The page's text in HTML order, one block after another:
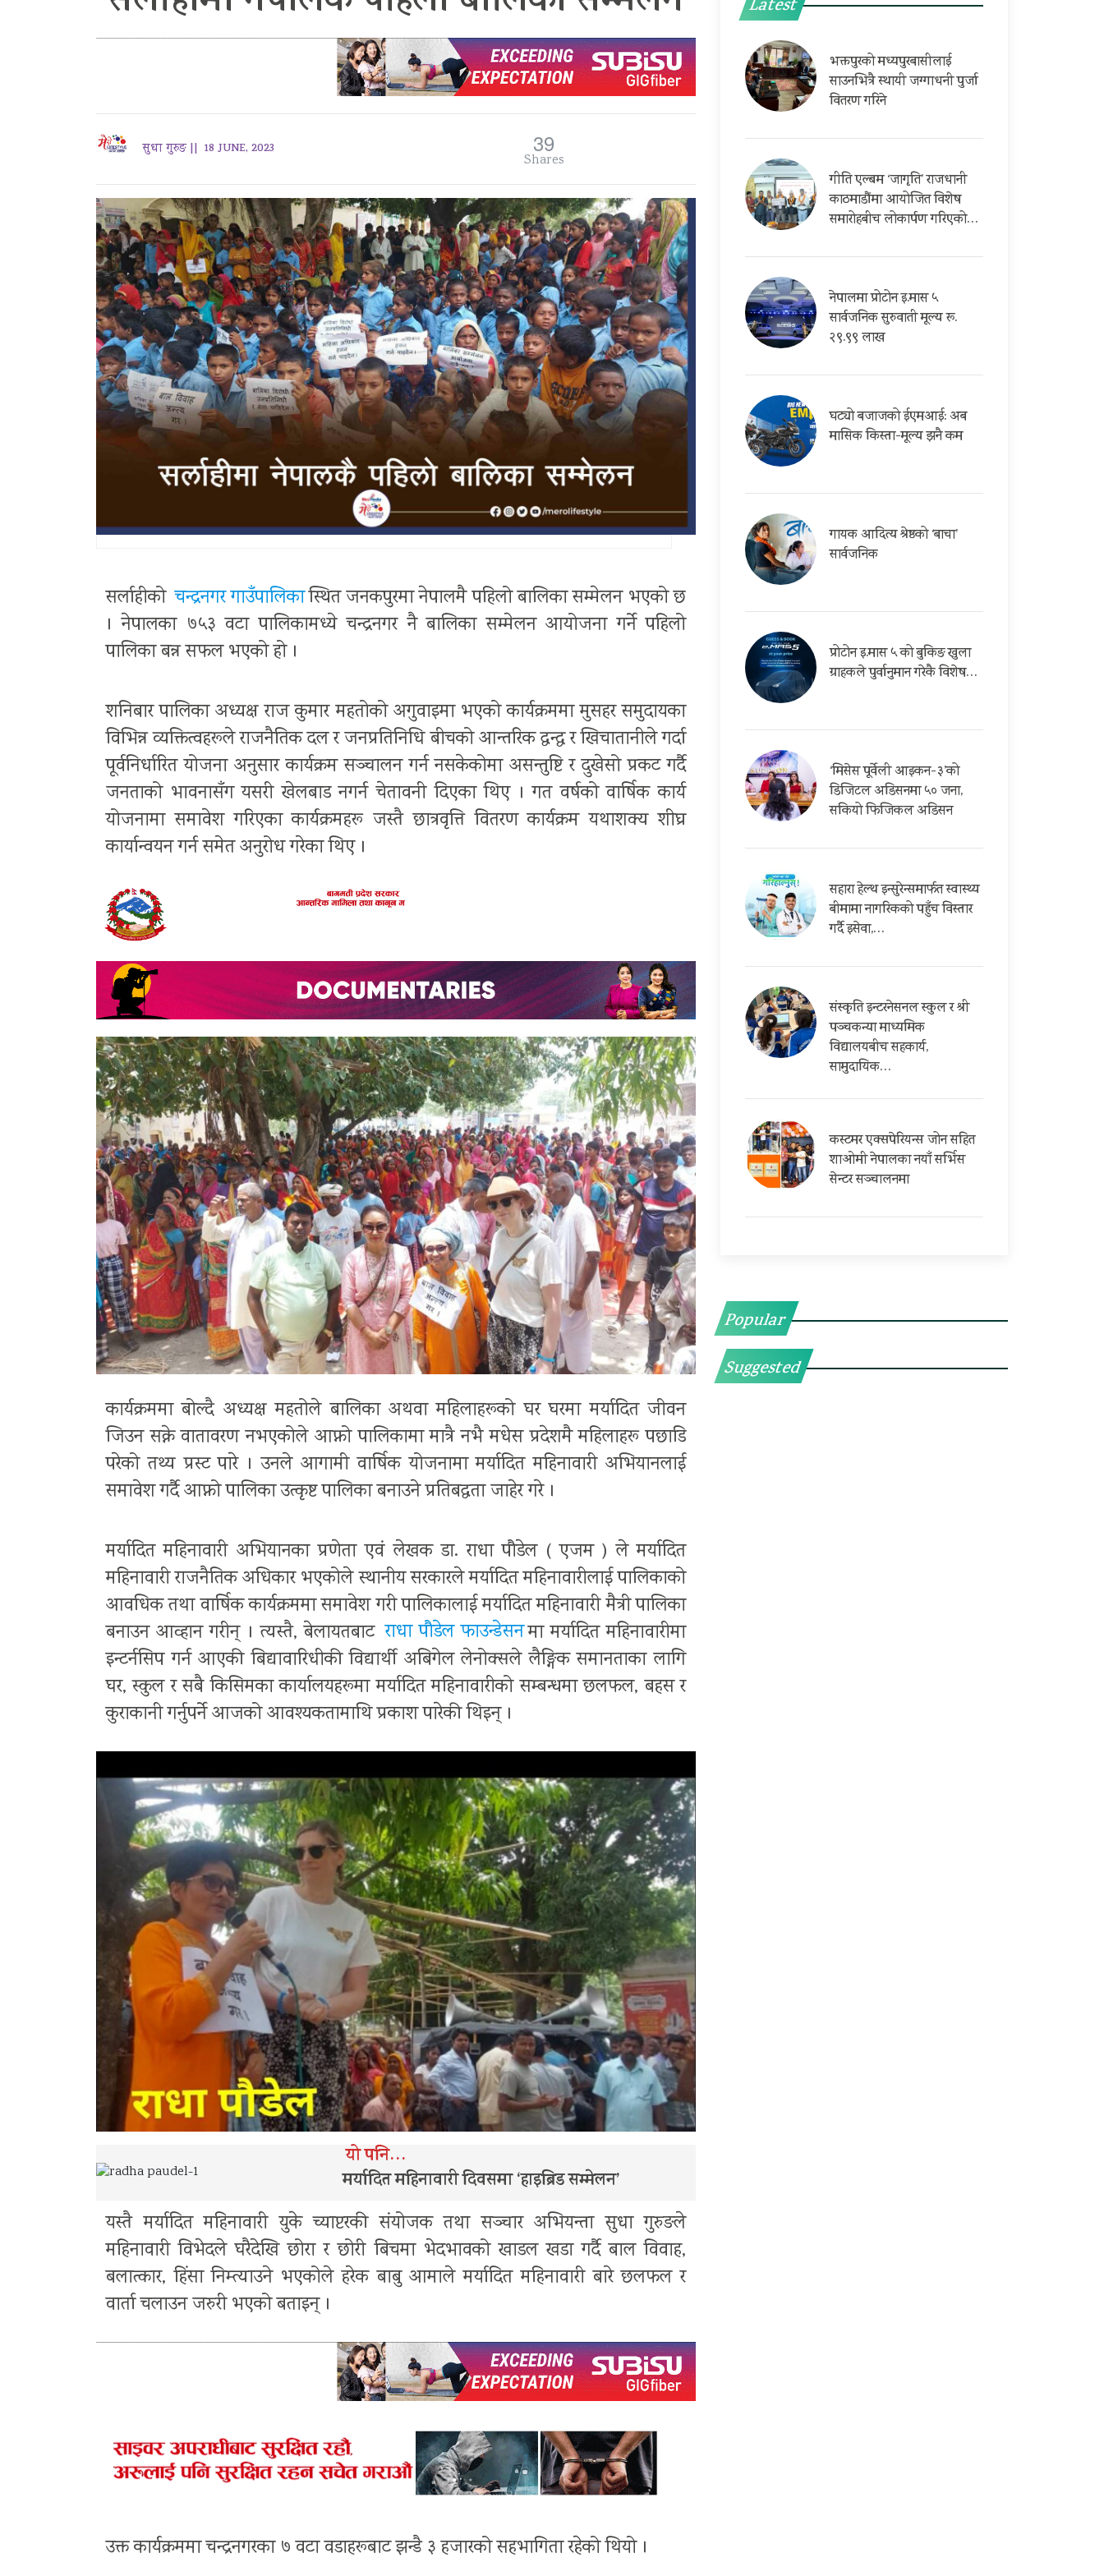
सुधा गुरुङ || 18 JUNE, 2023 39
Shares
सर्लाहीको चन्द्रनगर गाउँपालिकास्थित जनकपुरमा नेपालमै पहिलो बालिका सम्मेलन भएको छ
। नेपालका ७५३ वटा पालिकामध्ये चन्द्रनगर नै बालिका सम्मेलन आयोजना गर्ने पहिलो
पालिका बन्न सफल भएको हो ।
शनिबार पालिका अध्यक्ष राज कुमार महतोको अगुवाइमा भएको कार्यक्रममा मुसहर समुदायका
विभिन्न व्यक्तित्वहरूले राजनैतिक दल र जनप्रतिनिधि बीचको आन्तरिक द्वन्द्व र खिचातानीले गर्दा
पूर्वनिर्धारित योजना अनुसार कार्यक्रम सञ्चालन गर्न नसकेकोमा असन्तुष्टि र दुखेसो प्रकट गर्दै
जनताको भावनासँग यसरी खेलबाड नगर्न चेतावनी दिएका थिए । गत वर्षको वार्षिक कार्य
योजनामा समावेश गरिएका कार्यक्रमहरू जस्तै छात्रवृत्ति वितरण कार्यक्रम यथाशक्य शीघ्र
कार्यान्वयन गर्न समेत अनुरोध गरेका थिए ।
कार्यक्रममा बोल्दै अध्यक्ष महतोले बालिका अथवा महिलाहरूको घर घरमा मर्यादित जीवन
जिउन सक्ने वातावरण नभएकोले आफ्नो पालिकामा मात्रै नभै मधेस प्रदेशमै महिलाहरू पछाडि
परेको तथ्य प्रस्ट पारे । उनले आगामी वार्षिक योजनामा मर्यादित महिनावारी अभियानलाई
समावेश गर्दै आफ्नो पालिका उत्कृष्ट पालिका बनाउने प्रतिबद्धता जाहेर गरे ।
मर्यादित महिनावारी अभियानका प्रणेता एवं लेखक डा. राधा पौडेल ( एजम ) ले मर्यादित
महिनावारी राजनैतिक अधिकार भएकोले स्थानीय सरकारले मर्यादित महिनावारीलाई पालिकाको
आवधिक तथा वार्षिक कार्यक्रममा समावेश गरी पालिकालाई मर्यादित महिनावारी मैत्री पालिका
बनाउन आव्हान गरीन् । त्यस्तै, बेलायतबाट राधा पौडेल फाउन्डेसनमा मर्यादित महिनावारीमा
इन्टर्नसिप गर्न आएकी बिद्यावारिधीकी विद्यार्थी अबिगेल लेनोक्सले लैङ्गिक समानताका लागि
घर, स्कुल र सबै किसिमका कार्यालयहरूमा मर्यादित महिनावारीको सम्बन्धमा छलफल, बहस र
कुराकानी गर्नुपर्ने आजको आवश्यकतामाथि प्रकाश पारेकी थिइन् ।
यो पनि…
मर्यादित महिनावारी दिवसमा ‘हाइब्रिड सम्मेलन’
यस्तै मर्यादित महिनावारी युके च्याप्टरकी संयोजक तथा सञ्चार अभियन्ता सुधा गुरुङले
महिनावारी विभेदले घरैदेखि छोरा र छोरी बिचमा भेदभावको खाडल खडा गर्दै बाल विवाह,
बलात्कार, हिंसा निम्त्याउने भएकोले हरेक बाबु आमाले मर्यादित महिनावारी बारे छलफल र
वार्ता चलाउन जरुरी भएको बताइन् ।
उक्त कार्यक्रममा चन्द्रनगरका ७ वटा वडाहरूबाट झन्डै ३ हजारको सहभागिता रहेको थियो ।
Latest
भक्तपुरको मध्यपुरबासीलाई
साउनभित्रै स्थायी जग्गाधनी पुर्जा
वितरण गरिने
गीति एल्बम ‘जागृति’ राजधानी
काठमाडौंमा आयोजित विशेष
समारोहबीच लोकार्पण गरिएको…
नेपालमा प्रोटोन इ.मास ५
सार्वजनिक सुरुवाती मूल्य रू.
२९.९९ लाख
घट्यो बजाजको ईएमआई: अब
मासिक किस्ता-मूल्य झनै कम
गायक आदित्य श्रेष्ठको ‘बाचा’
सार्वजनिक
प्रोटोन इ.मास ५ को बुकिङ खुला
ग्राहकले पुर्वानुमान गरेकै विशेष…
‘मिसेस पूर्वेली आइकन-३’को
डिजिटल अडिसनमा ५० जना,
सकियो फिजिकल अडिसन
सहारा हेल्थ इन्सुरेन्समार्फत स्वास्थ्य
बीमामा नागरिकको पहुँच विस्तार
गर्दै इसेवा,…
संस्कृति इन्टरनेसनल स्कुल र श्री
पञ्चकन्या माध्यमिक
विद्यालयबीच सहकार्य,
सामुदायिक…
कस्टमर एक्सपेरियन्स जोन सहित
शाओमी नेपालका नयाँ सर्भिस
सेन्टर सञ्चालनमा
Popular
Suggested